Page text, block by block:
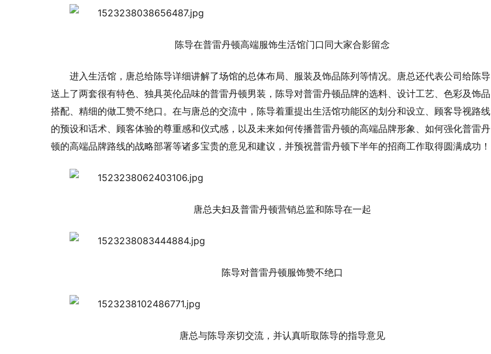
陈导在普雷丹顿高端服饰生活馆门口同大家合影留念
进入生活馆，唐总给陈导详细讲解了场馆的总体布局、服装及饰品陈列等情况。唐总还代表公司给陈导
送上了两套很有特色、独具英伦品味的普雷丹顿男装，陈导对普雷丹顿品牌的选料、设计工艺、色彩及饰品
搭配、精细的做工赞不绝口。在与唐总的交流中，陈导着重提出生活馆功能区的划分和设立、顾客导视路线
的预设和话术、顾客体验的尊重感和仪式感，以及未来如何传播普雷丹顿的高端品牌形象、如何强化普雷丹
顿的高端品牌路线的战略部署等诸多宝贵的意见和建议，并预祝普雷丹顿下半年的招商工作取得圆满成功！
唐总夫妇及普雷丹顿营销总监和陈导在一起
陈导对普雷丹顿服饰赞不绝口
唐总与陈导亲切交流，并认真听取陈导的指导意见